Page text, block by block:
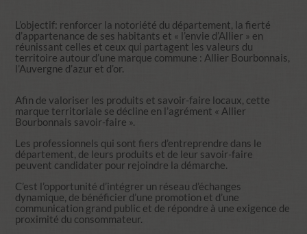
L’objectif: renforcer la notoriété du département, la fierté
d’appartenance de ses habitants et « l’envie d’Allier » en
réunissant celles et ceux qui partagent les valeurs du
territoire autour d’une marque commune : Allier Bourbonnais,
l’Auvergne d’azur et d’or.
Afin de valoriser les produits et savoir-faire locaux, cette
marque territoriale se décline en l’agrément « Allier
Bourbonnais savoir-faire ».
Les professionnels qui sont fiers d’entreprendre dans le
département, de leurs produits et de leur savoir-faire
peuvent candidater pour rejoindre la démarche.
C’est l’opportunité d’intégrer un réseau d’échanges
dynamique, de bénéficier d’une promotion et d’une
communication grand public et de répondre à une exigence de
proximité du consommateur.